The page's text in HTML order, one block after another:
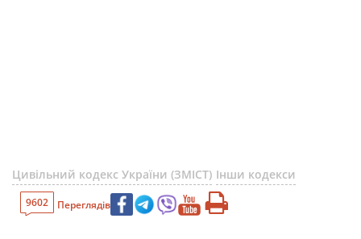
Цивільний кодекс України (ЗМІСТ) Інши кодекси
9602 Переглядів